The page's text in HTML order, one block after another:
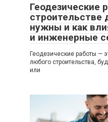
Геодезические
строительстве
нужны и как
и инженерные
Геодезические работы —
любого строительства,
или